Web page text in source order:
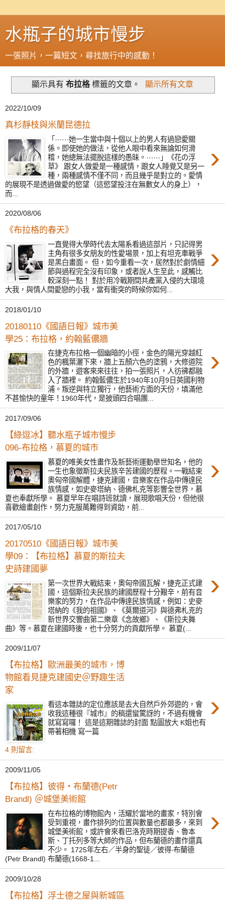
水瓶子的城市慢步
一張照片，一篇短文，尋找旅行中的感動！
顯示具有 布拉格標籤的文章。 顯示所有文章
2022/10/09
真杉靜枝與米蘭昆德拉
›
「⋯⋯她一生當中與十個以上的男人有過戀愛關
係。即使她的做法，從他人眼中看來無論如何滑
稽，她總無法擺脫這樣的愚昧。⋯⋯」《花の浮
草》 跟女人做愛是一種感情，跟女人睡覺又是另一
種，兩種感情不僅不同，而且幾乎是對立的。愛情
的展現不是透過做愛的慾望（這慾望投注在無數女人的身上），
而...
2020/08/06
《布拉格的春天》
›
一直覺得大學時代去太陽系看過這部片，只記得男
主角有很多女朋友的性愛場景，加上有坦克車戰爭
是黑白畫面。 但，如今重看一次，居然對於劇情細
節與過程完全沒有印象，或者說人生至此，感觸比
較深刻一點！ 對於用冷戰期間共產黨入侵的大環境
大我，與情人間愛戀的小我，當有衝突的時候你如何...
2018/01/10
20180110《國語日報》城市美
學25：布拉格，約翰藍儂牆
›
在捷克布拉格一個幽暗的小徑，金色的陽光穿越紅
色的楓葉灑下來，牆上五顏六色的塗鴉，大修道院
的外牆，遊客來來往往，拍一張照片，人彷彿都融
入了牆裡。 約翰藍儂生於1940年10月9日英國利物
浦。叛逆與特立獨行，他藝術方面的天份，填滿他
不甚愉快的童年！1960年代，是披頭四合唱團...
2017/09/06
【綠逗冰】聽水瓶子城市慢步
096-布拉格，慕夏的城市
›
慕夏的唯美女性畫作及新藝術運動舉世知名，他的
一生也象徵斯拉夫民族辛苦建國的歷程。一戰結束
奧匈帝國解體，捷克建國，音樂家在作品中傳達民
族情感，如史麥塔納、德佛札克等影響全世界，慕
夏也奉獻所學。 慕夏早年在唱詩班就讀，展現歌唱天份，但他很
喜歡繪畫創作，努力克服萬難得到資助，前...
2017/05/10
20170510《國語日報》城市美
學09：【布拉格】慕夏的斯拉夫
史詩建國夢
›
第一次世界大戰結束，奧匈帝國瓦解，捷克正式建
國，這個斯拉夫民族的建國歷程十分艱辛，前有音
樂家的努力，在作品中傳達民族情感，例如：史麥
塔納的《我的祖國》、《莫爾道河》與德弗札克的
新世界交響曲第二樂章《念故鄉》、《斯拉夫舞
曲》等。慕夏在建國時後，也十分努力的貢獻所學。 慕夏(...
2009/11/07
【布拉格】歐洲最美的城市，博
物館看見捷克建國史＠野趣生活
家
›
看這本雜誌的定位應該是去大自然戶外郊遊的，會
收我這種很『城市』的稿還蠻驚訝的，不過有機會
就寫寫囉！ 這是這期雜誌的封面 點圖放大 K姐也有
帶著相機 寫一篇
4 則留言:
2009/11/05
【布拉格】彼得‧布蘭德(Petr
Brandl) ＠城堡美術館
›
在布拉格的博物館內，活耀於當地的畫家，特別會
受到重視，畫作排列的位置與數量也都最多，來到
城堡美術館，或許會來看巴洛克時期提香、魯本
斯、丁托列多等大師的作品，但布蘭德的畫作還真
不少。 1725年左右／半身的聖徒／彼得‧布蘭德
(Petr Brandl) 布蘭德(1668-1...
2009/10/28
【布拉格】浮士德之屋與新城區